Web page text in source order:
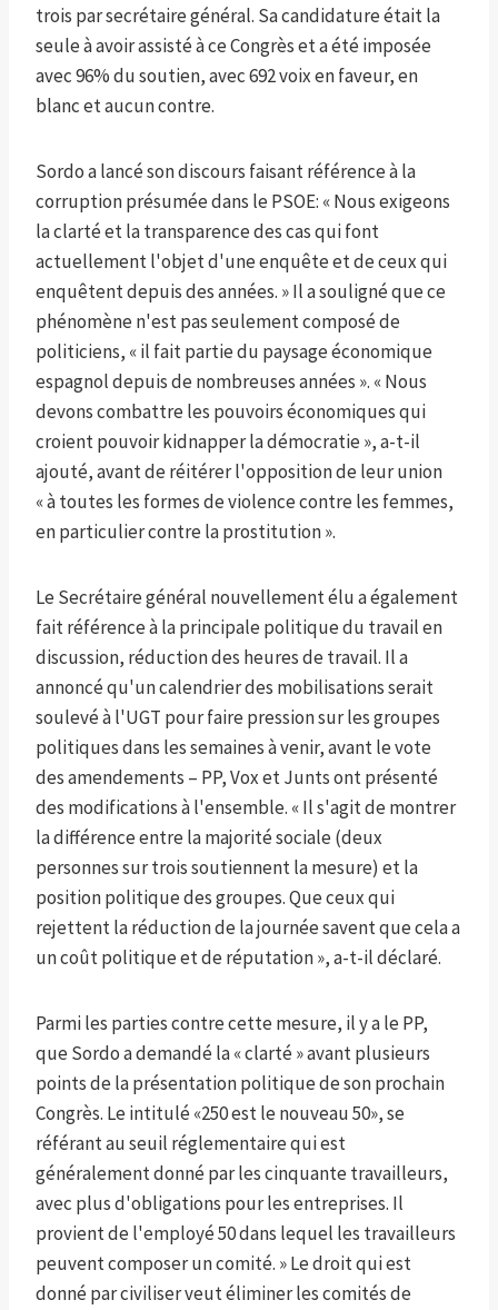
trois par secrétaire général. Sa candidature était la
seule à avoir assisté à ce Congrès et a été imposée
avec 96% du soutien, avec 692 voix en faveur, en
blanc et aucun contre.
Sordo a lancé son discours faisant référence à la
corruption présumée dans le PSOE: « Nous exigeons
la clarté et la transparence des cas qui font
actuellement l'objet d'une enquête et de ceux qui
enquêtent depuis des années. » Il a souligné que ce
phénomène n'est pas seulement composé de
politiciens, « il fait partie du paysage économique
espagnol depuis de nombreuses années ». « Nous
devons combattre les pouvoirs économiques qui
croient pouvoir kidnapper la démocratie », a-t-il
ajouté, avant de réitérer l'opposition de leur union
« à toutes les formes de violence contre les femmes,
en particulier contre la prostitution ».
Le Secrétaire général nouvellement élu a également
fait référence à la principale politique du travail en
discussion, réduction des heures de travail. Il a
annoncé qu'un calendrier des mobilisations serait
soulevé à l'UGT pour faire pression sur les groupes
politiques dans les semaines à venir, avant le vote
des amendements – PP, Vox et Junts ont présenté
des modifications à l'ensemble. « Il s'agit de montrer
la différence entre la majorité sociale (deux
personnes sur trois soutiennent la mesure) et la
position politique des groupes. Que ceux qui
rejettent la réduction de la journée savent que cela a
un coût politique et de réputation », a-t-il déclaré.
Parmi les parties contre cette mesure, il y a le PP,
que Sordo a demandé la « clarté » avant plusieurs
points de la présentation politique de son prochain
Congrès. Le intitulé «250 est le nouveau 50», se
référant au seuil réglementaire qui est
généralement donné par les cinquante travailleurs,
avec plus d'obligations pour les entreprises. Il
provient de l'employé 50 dans lequel les travailleurs
peuvent composer un comité. » Le droit qui est
donné par civiliser veut éliminer les comités de